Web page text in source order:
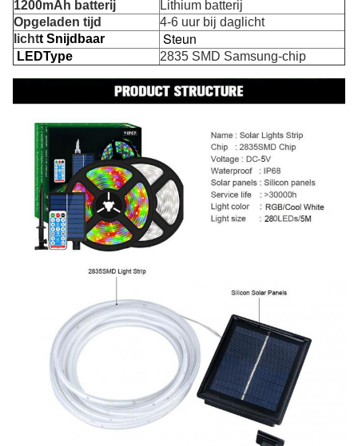
1200mAh batterij
Lithium batterij
Opgeladen tijd
4-6 uur bij daglicht
lichtt Snijdbaar Steun
LEDType 2835 SMD Samsung-chip